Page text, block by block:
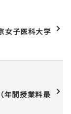
女子医科大学
年間授業料最